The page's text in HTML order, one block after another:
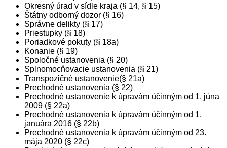
Okresný úrad v sídle kraja (§ 14, § 15)
Štátny odborný dozor (§ 16)
Správne delikty (§ 17)
Priestupky (§ 18)
Poriadkové pokuty (§ 18a)
Konanie (§ 19)
Spoločné ustanovenia (§ 20)
Splnomocňovacie ustanovenia (§ 21)
Transpozičné ustanovenie(§ 21a)
Prechodné ustanovenia (§ 22)
Prechodné ustanovenie k úpravám účinným od 1. júna
2009 (§ 22a)
Prechodné ustanovenia k úpravám účinným od 1.
januára 2016 (§ 22b)
Prechodné ustanovenia k úpravám účinným od 23.
mája 2020 (§ 22c)